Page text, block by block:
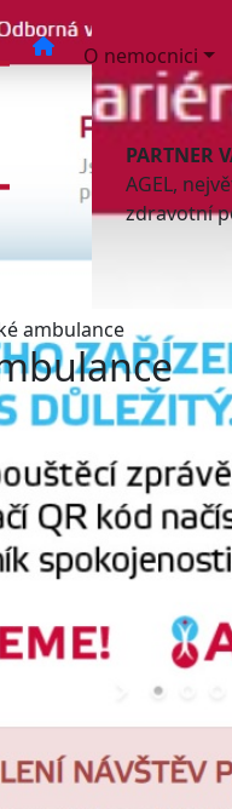
O nemocnici
PARTNER
AGEL,
zdravotní
ambulance